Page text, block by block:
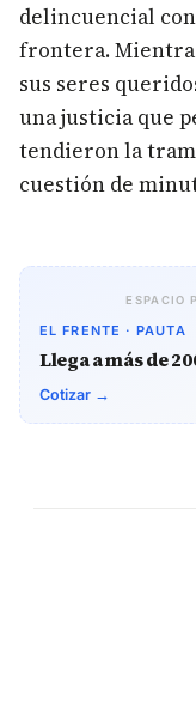
delincuencial
frontera.
sus seres
una justicia que
tendieron la
cuestión de
ESPACIO
EL FRENTE · PAUTA
Llega a más de
Cotizar →